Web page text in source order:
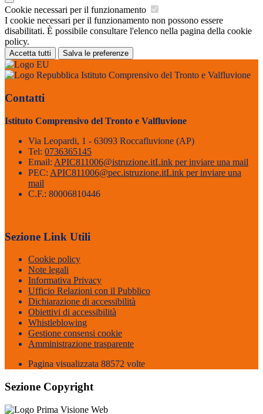
Cookie necessari per il funzionamento
I cookie necessari per il funzionamento non possono essere
disabilitati. È possibile consultare l'elenco nella pagina della cookie
policy.
Accetta tutti Salva le preferenze
Istituto Comprensivo del Tronto e Valfluvione
Contatti
Istituto Comprensivo del Tronto e Valfluvione
Via Leopardi, 1 - 63093 Roccafluvione (AP)
Tel: 0736365145
Email: APIC811006@istruzione.itLink per inviare una mail
PEC: APIC811006@pec.istruzione.itLink per inviare una
mail
C.F.: 80006810446
Sezione Link Utili
Cookie policy
Note legali
Informativa Privacy
Ufficio Relazioni con il Pubblico
Dichiarazione di accessibilità
Obiettivi di accessibilità
Whistleblowing
Gestione consensi cookie
Amministrazione trasparente
Pagina visualizzata 88572 volte
Sezione Copyright